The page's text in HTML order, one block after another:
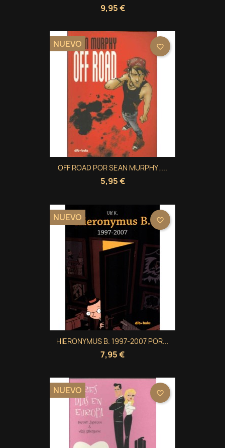
9,95 €
OFF ROAD POR SEAN MURPHY ,...
5,95 €
NUEVO favorite_border
HIERONYMUS B. 1997-2007 POR...
7,95 €
NUEVO favorite_border
NUEVO favorite_border